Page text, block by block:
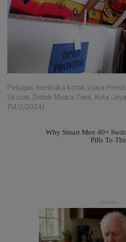
Petugas menbuka kotak suara
Skouw, Distrik Muara Tami, Kota
(14/2/2024).